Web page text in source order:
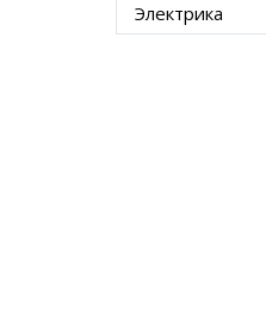
Электрика